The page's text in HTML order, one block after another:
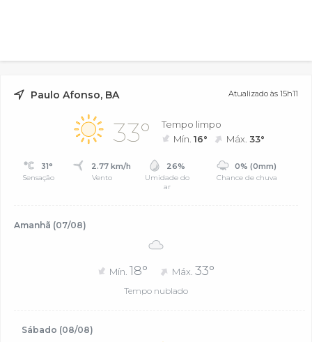
Paulo Afonso, BA Atualizado às 15h11
33°
Tempo limpo
Mín.16° Máx.33°
31°
Sensação
2.77 km/h
Vento
26%
Umidade do
ar
0% (0mm)
Chance de chuva
Amanhã (07/08)
Mín. 18° Máx. 33°
Tempo nublado
Sábado (08/08)